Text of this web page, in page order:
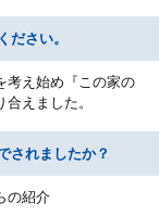
ださい。
考え始め『この家の
えました。
されましたか？
の紹介